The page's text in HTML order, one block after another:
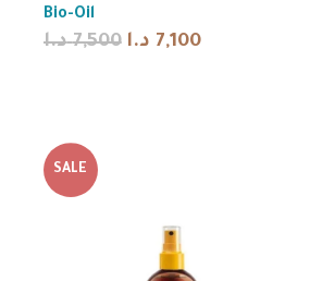
Bio-Oil
7,500 د.ا 7,100 د.ا
SALE